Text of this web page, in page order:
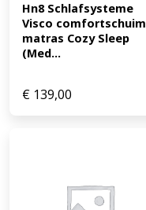
Hn8 Schlafsysteme
Visco comfortschuim
matras Cozy Sleep
(Med...
€ 139,00